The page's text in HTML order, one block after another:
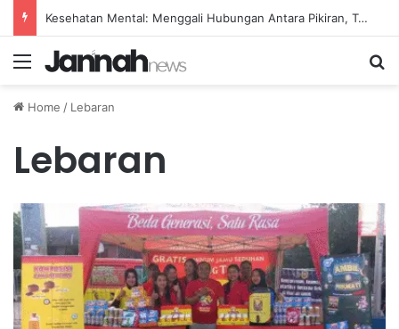
Kesehatan Mental: Menggali Hubungan Antara Pikiran, Tubuh, dan Emosi secara Mendalam
Menu
Home / Lebaran
Lebaran